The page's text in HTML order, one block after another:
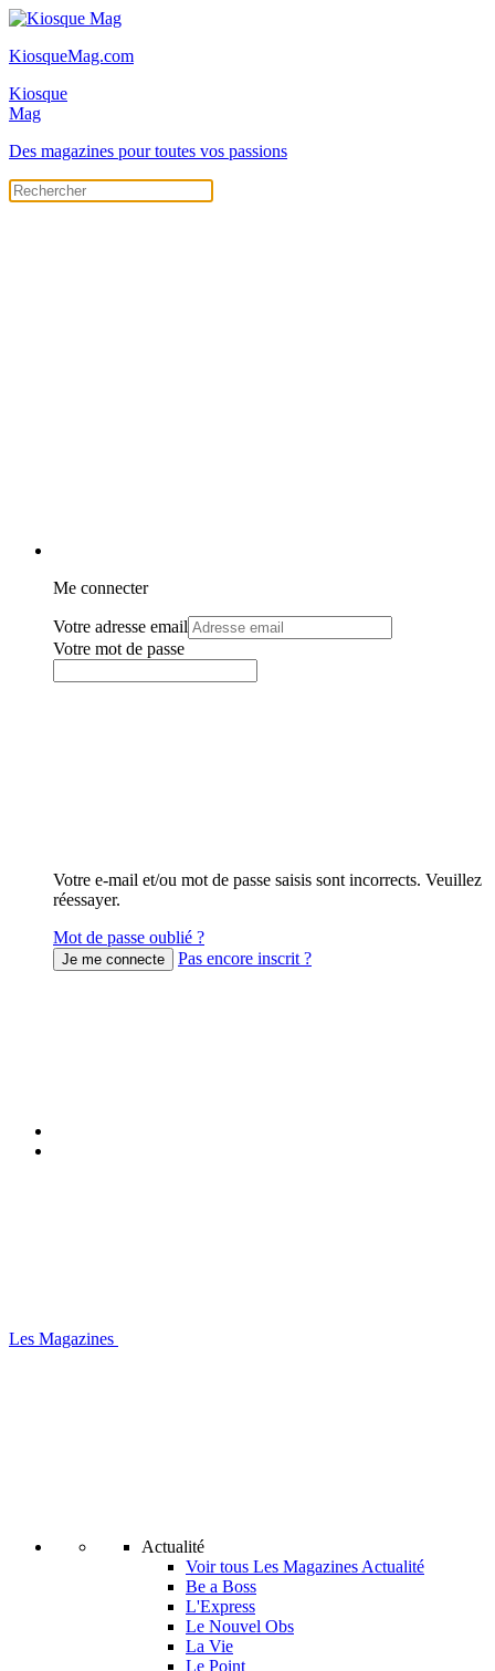
KiosqueMag.com
Kiosque
Mag
Des magazines pour toutes vos passions
Me connecter
Votre adresse email
Votre mot de passe
Votre e-mail et/ou mot de passe saisis sont incorrects. Veuillez
réessayer.
Mot de passe oublié ?
Pas encore inscrit ?
Les Magazines
Actualité
Voir tous Les Magazines Actualité
Be a Boss
L'Express
Le Nouvel Obs
La Vie
Le Point